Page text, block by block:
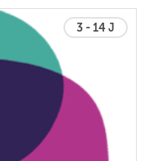
3 - 14 J